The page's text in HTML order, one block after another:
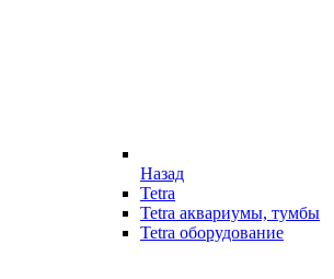
Назад
Tetra
Tetra аквариумы, тумбы
Tetra оборудование